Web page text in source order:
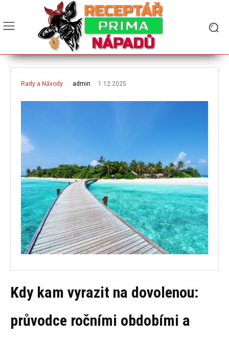
Rady a Návody admin 1.12.2025
Kdy kam vyrazit na dovolenou:
průvodce ročními obdobími a